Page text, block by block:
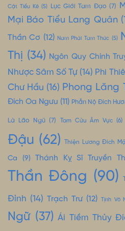
Cật Tiểu Kê (5) Lục Giới Tam Đạo (7)
Mại Báo Tiểu Lang Quân
Thần Cơ (12) Nam Phái Tam Thúc (5)
Thị (34) Ngôn Quy Chính
Nhược Sâm Số Tự(14) Phi
Chư Hầu (16) Phong Lăng
Đích Oa Ngưu (11) Phẫn Nộ Đích
Là Lão Ngũ(7) Tam Cửu Âm Vực (6)
Đậu (62) Thiện Lương Đích
Ca (9) Thánh Kỵ Sĩ Truyền
Thần Đông (90)
Đỉnh (14) Trạch Trư(12) Tịnh Vô
Ngữ(37) Ái Tiềm Thủy